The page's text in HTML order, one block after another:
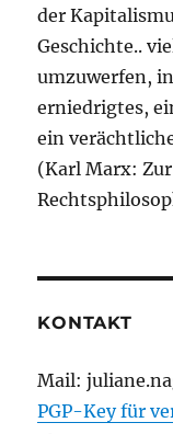
der
Geschichte..
umzuwerfen,
erniedrigtes,
ein
(Karl Marx:
KONTAKT
Mail:
PGP-Key für